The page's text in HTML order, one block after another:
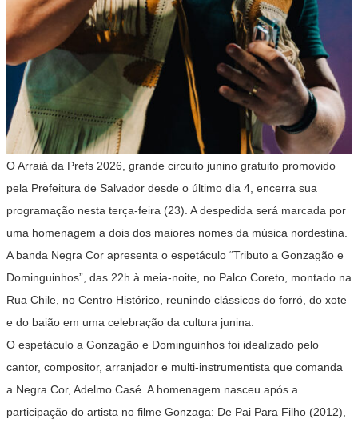
O Arraiá da Prefs 2026, grande circuito junino gratuito promovido
pela Prefeitura de Salvador desde o último dia 4, encerra sua
programação nesta terça-feira (23). A despedida será marcada por
uma homenagem a dois dos maiores nomes da música nordestina.
A banda Negra Cor apresenta o espetáculo “Tributo a Gonzagão e
Dominguinhos”, das 22h à meia-noite, no Palco Coreto, montado na
Rua Chile, no Centro Histórico, reunindo clássicos do forró, do xote
e do baião em uma celebração da cultura junina.
O espetáculo a Gonzagão e Dominguinhos foi idealizado pelo
cantor, compositor, arranjador e multi-instrumentista que comanda
a Negra Cor, Adelmo Casé. A homenagem nasceu após a
participação do artista no filme Gonzaga: De Pai Para Filho (2012),